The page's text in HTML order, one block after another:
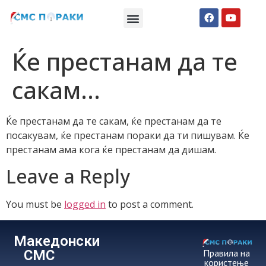
Ќе престанам да те
сакам…
Ќе престанам да те сакам, ќе престанам да те
посакувам, ќе престанам пораки да ти пишувам. Ќе
престанам ама кога ќе престанам да дишам.
Leave a Reply
You must be logged in to post a comment.
Македонски
СМС
Правила на
користење